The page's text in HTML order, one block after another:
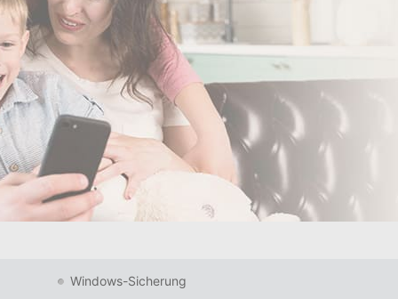
Windows-Sicherung